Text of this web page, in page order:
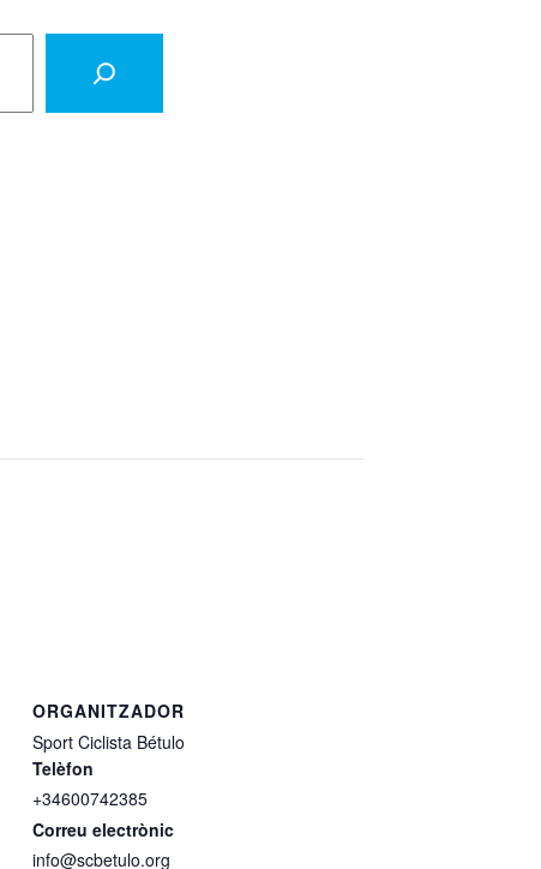
ORGANITZADOR
Sport Ciclista Bétulo
Telèfon
+34600742385
Correu electrònic
info@scbetulo.org